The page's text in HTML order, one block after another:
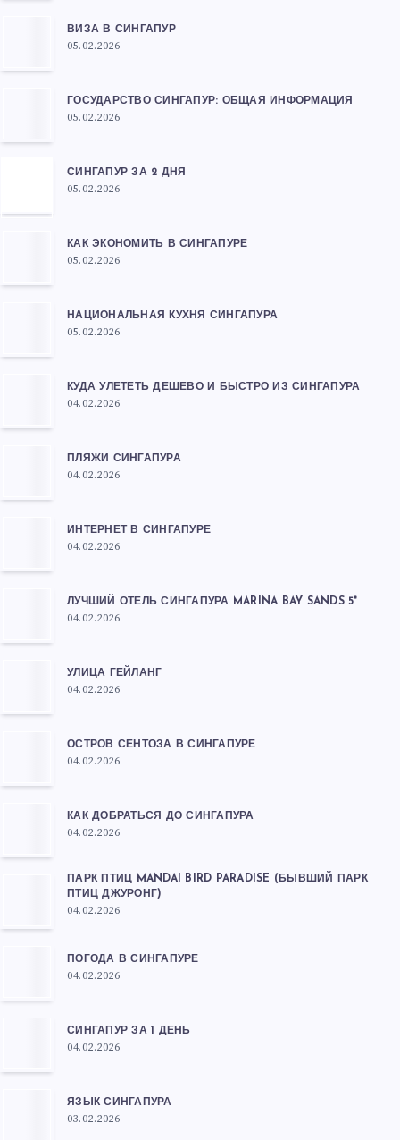
ВИЗА В СИНГАПУР
05.02.2026
ГОСУДАРСТВО СИНГАПУР: ОБЩАЯ ИНФОРМАЦИЯ
05.02.2026
СИНГАПУР ЗА 2 ДНЯ
05.02.2026
КАК ЭКОНОМИТЬ В СИНГАПУРЕ
05.02.2026
НАЦИОНАЛЬНАЯ КУХНЯ СИНГАПУРА
05.02.2026
КУДА УЛЕТЕТЬ ДЕШЕВО И БЫСТРО ИЗ СИНГАПУРА
04.02.2026
ПЛЯЖИ СИНГАПУРА
04.02.2026
ИНТЕРНЕТ В СИНГАПУРЕ
04.02.2026
ЛУЧШИЙ ОТЕЛЬ СИНГАПУРА MARINA BAY SANDS 5*
04.02.2026
УЛИЦА ГЕЙЛАНГ
04.02.2026
ОСТРОВ СЕНТОЗА В СИНГАПУРЕ
04.02.2026
КАК ДОБРАТЬСЯ ДО СИНГАПУРА
04.02.2026
ПАРК ПТИЦ MANDAI BIRD PARADISE (БЫВШИЙ ПАРК
ПТИЦ ДЖУРОНГ)
04.02.2026
ПОГОДА В СИНГАПУРЕ
04.02.2026
СИНГАПУР ЗА 1 ДЕНЬ
04.02.2026
ЯЗЫК СИНГАПУРА
03.02.2026